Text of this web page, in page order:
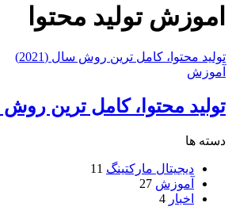
اموزش تولید محتوا
توليد محتوا، کامل ترین روش سال (2021)
آموزش
توليد محتوا، کامل ترین روش
دسته ها
دیجیتال مارکتینگ 11
آموزش 27
اخبار 4